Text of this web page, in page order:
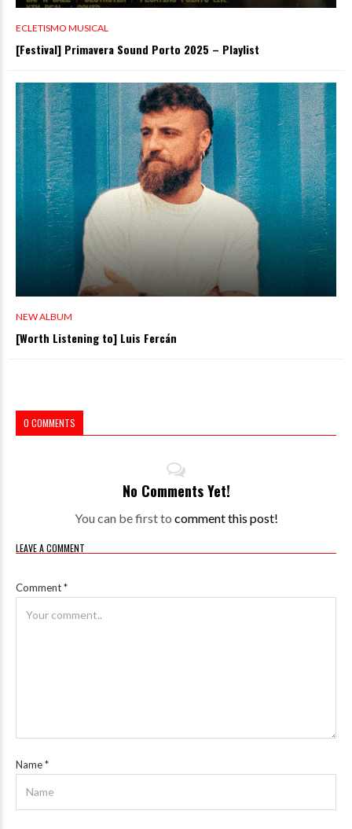
ECLETISMO MUSICAL
[Festival] Primavera Sound Porto 2025 – Playlist
NEW ALBUM
[Worth Listening to] Luis Fercán
0 COMMENTS
No Comments Yet!
You can be first to comment this post!
LEAVE A COMMENT
Comment*
Name*